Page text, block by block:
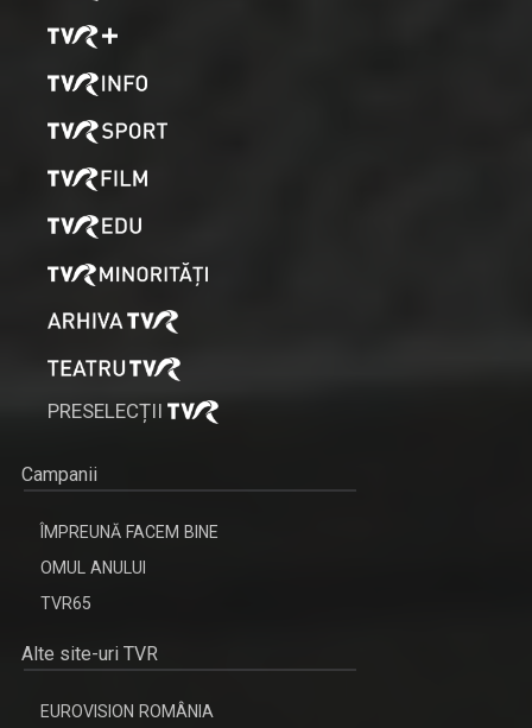
PRESELECȚII
Campanii
ÎMPREUNĂ FACEM BINE
OMUL ANULUI
TVR65
Alte site-uri TVR
EUROVISION ROMÂNIA